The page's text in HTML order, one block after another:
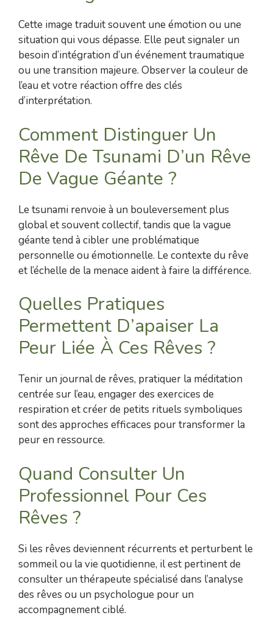
Cette image traduit souvent une émotion ou une
situation qui vous dépasse. Elle peut signaler un
besoin d’intégration d’un événement traumatique
ou une transition majeure. Observer la couleur de
l’eau et votre réaction offre des clés
d’interprétation.
Comment Distinguer Un
Rêve De Tsunami D’un Rêve
De Vague Géante ?
Le tsunami renvoie à un bouleversement plus
global et souvent collectif, tandis que la vague
géante tend à cibler une problématique
personnelle ou émotionnelle. Le contexte du rêve
et l’échelle de la menace aident à faire la différence.
Quelles Pratiques
Permettent D’apaiser La
Peur Liée À Ces Rêves ?
Tenir un journal de rêves, pratiquer la méditation
centrée sur l’eau, engager des exercices de
respiration et créer de petits rituels symboliques
sont des approches efficaces pour transformer la
peur en ressource.
Quand Consulter Un
Professionnel Pour Ces
Rêves ?
Si les rêves deviennent récurrents et perturbent le
sommeil ou la vie quotidienne, il est pertinent de
consulter un thérapeute spécialisé dans l’analyse
des rêves ou un psychologue pour un
accompagnement ciblé.